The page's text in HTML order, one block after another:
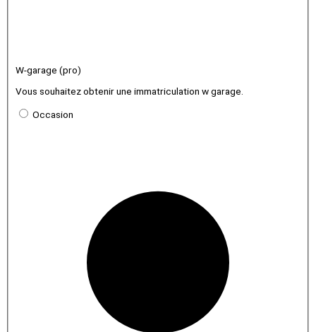
W-garage (pro)
Vous souhaitez obtenir une immatriculation w garage.
Occasion